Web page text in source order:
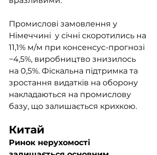
Промислові замовлення у
Німеччині  у січні скоротились на
11,1% м/м при консенсус-прогнозі
−4,5%, виробництво знизилось
на 0,5%. Фіскальна підтримка та
зростання видатків на оборону
накладаються на промислову
базу, що залишається крихкою.
Китай
Ринок нерухомості